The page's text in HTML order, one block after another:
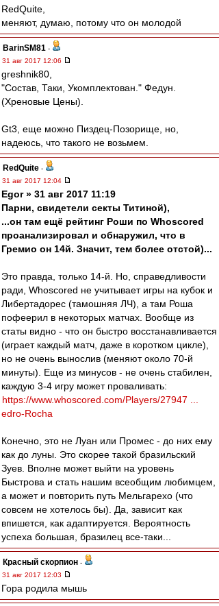
RedQuite,
меняют, думаю, потому что он молодой
BarinSM81 -
31 авг 2017 12:06
greshnik80,
"Состав, Таки, Укомплектован." Федун.
(Хреновые Цены).
Gt3, еще можно Пиздец-Позорище, но,
надеюсь, что такого не возьмем.
RedQuite -
31 авг 2017 12:04
Egor » 31 авг 2017 11:19
Парни, свидетели секты Титиной),
...он там ещё рейтинг Роши по Whoscored
проанализировал и обнаружил, что в
Гремио он 14й. Значит, тем более отстой)...
Это правда, только 14-й. Но, справедливости
ради, Whoscored не учитывает игры на кубок и
Либертадорес (тамошняя ЛЧ), а там Роша
пофеерил в некоторых матчах. Вообще из
статы видно - что он быстро восстанавливается
(играет каждый матч, даже в коротком цикле),
но не очень вынослив (меняют около 70-й
минуты). Еще из минусов - не очень стабилен,
каждую 3-4 игру может проваливать:
https://www.whoscored.com/Players/27947 ...
edro-Rocha
Конечно, это не Луан или Промес - до них ему
как до луны. Это скорее такой бразильский
Зуев. Вполне может выйти на уровень
Быстрова и стать нашим всеобщим любимцем,
а может и повторить путь Мельгарехо (что
совсем не хотелось бы). Да, зависит как
впишется, как адаптируется. Вероятность
успеха большая, бразилец все-таки...
Красный скорпион -
31 авг 2017 12:03
Гора родила мышь